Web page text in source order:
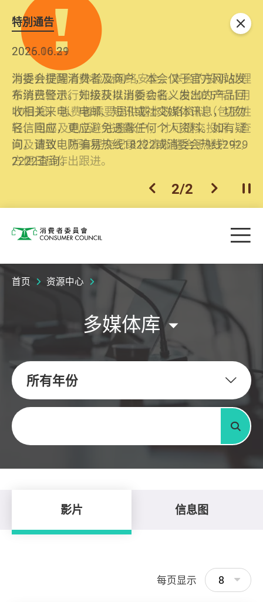
特別通告
2026.06.29
消委会提醒消费者及商户，本会仅于官方网站发
布消费警示。如接获以消委会名义发出的产品回
收相关来电、电邮、短讯或社交媒体讯息，切勿
轻信回应，更应避免透露任何个人资料。如有疑
问，请致电防骗易热线18222或消委会热线2929
2222查询。
2025.10.31
为提升使用者体验及网络安全，本会的投诉处理
系统已经进行升级及推出新功能。由2025年11月
10日起，消费者需要提供基本联络资料（包括姓
名、电邮及电话）注册帐户，才可提交投诉、查
询及建议。所有提交纪录将清晰整合于帐户中，
方便日后作出跟进。
上一个
2/2 下一个开
关闭
消费者委员会 目
首页 资源中心
多媒体库
所有年份
关键字
搜寻
影片 信息图
每页显示 8